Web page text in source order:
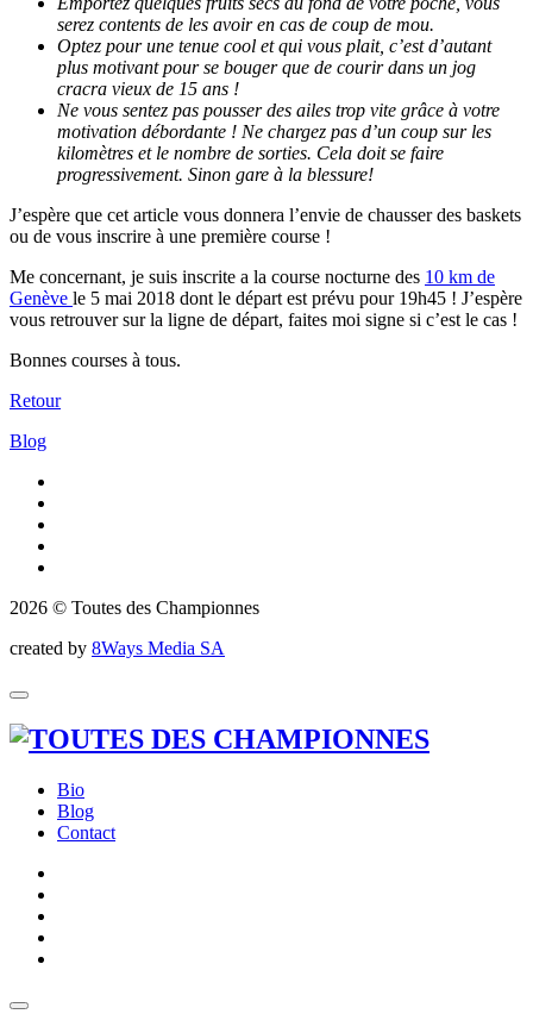
serez contents de les avoir en cas de coup de mou.
Optez pour une tenue cool et qui vous plait, c’est d’autant
plus motivant pour se bouger que de courir dans un jog
cracra vieux de 15 ans !
Ne vous sentez pas pousser des ailes trop vite grâce à votre
motivation débordante ! Ne chargez pas d’un coup sur les
kilomètres et le nombre de sorties. Cela doit se faire
progressivement. Sinon gare à la blessure!
J’espère que cet article vous donnera l’envie de chausser des baskets
ou de vous inscrire à une première course !
Me concernant, je suis inscrite a la course nocturne des 10 km de
Genève le 5 mai 2018 dont le départ est prévu pour 19h45 ! J’espère
vous retrouver sur la ligne de départ, faites moi signe si c’est le cas !
Bonnes courses à tous.
Retour
Blog
2026 © Toutes des Championnes
created by 8Ways Media SA
Bio
Blog
Contact